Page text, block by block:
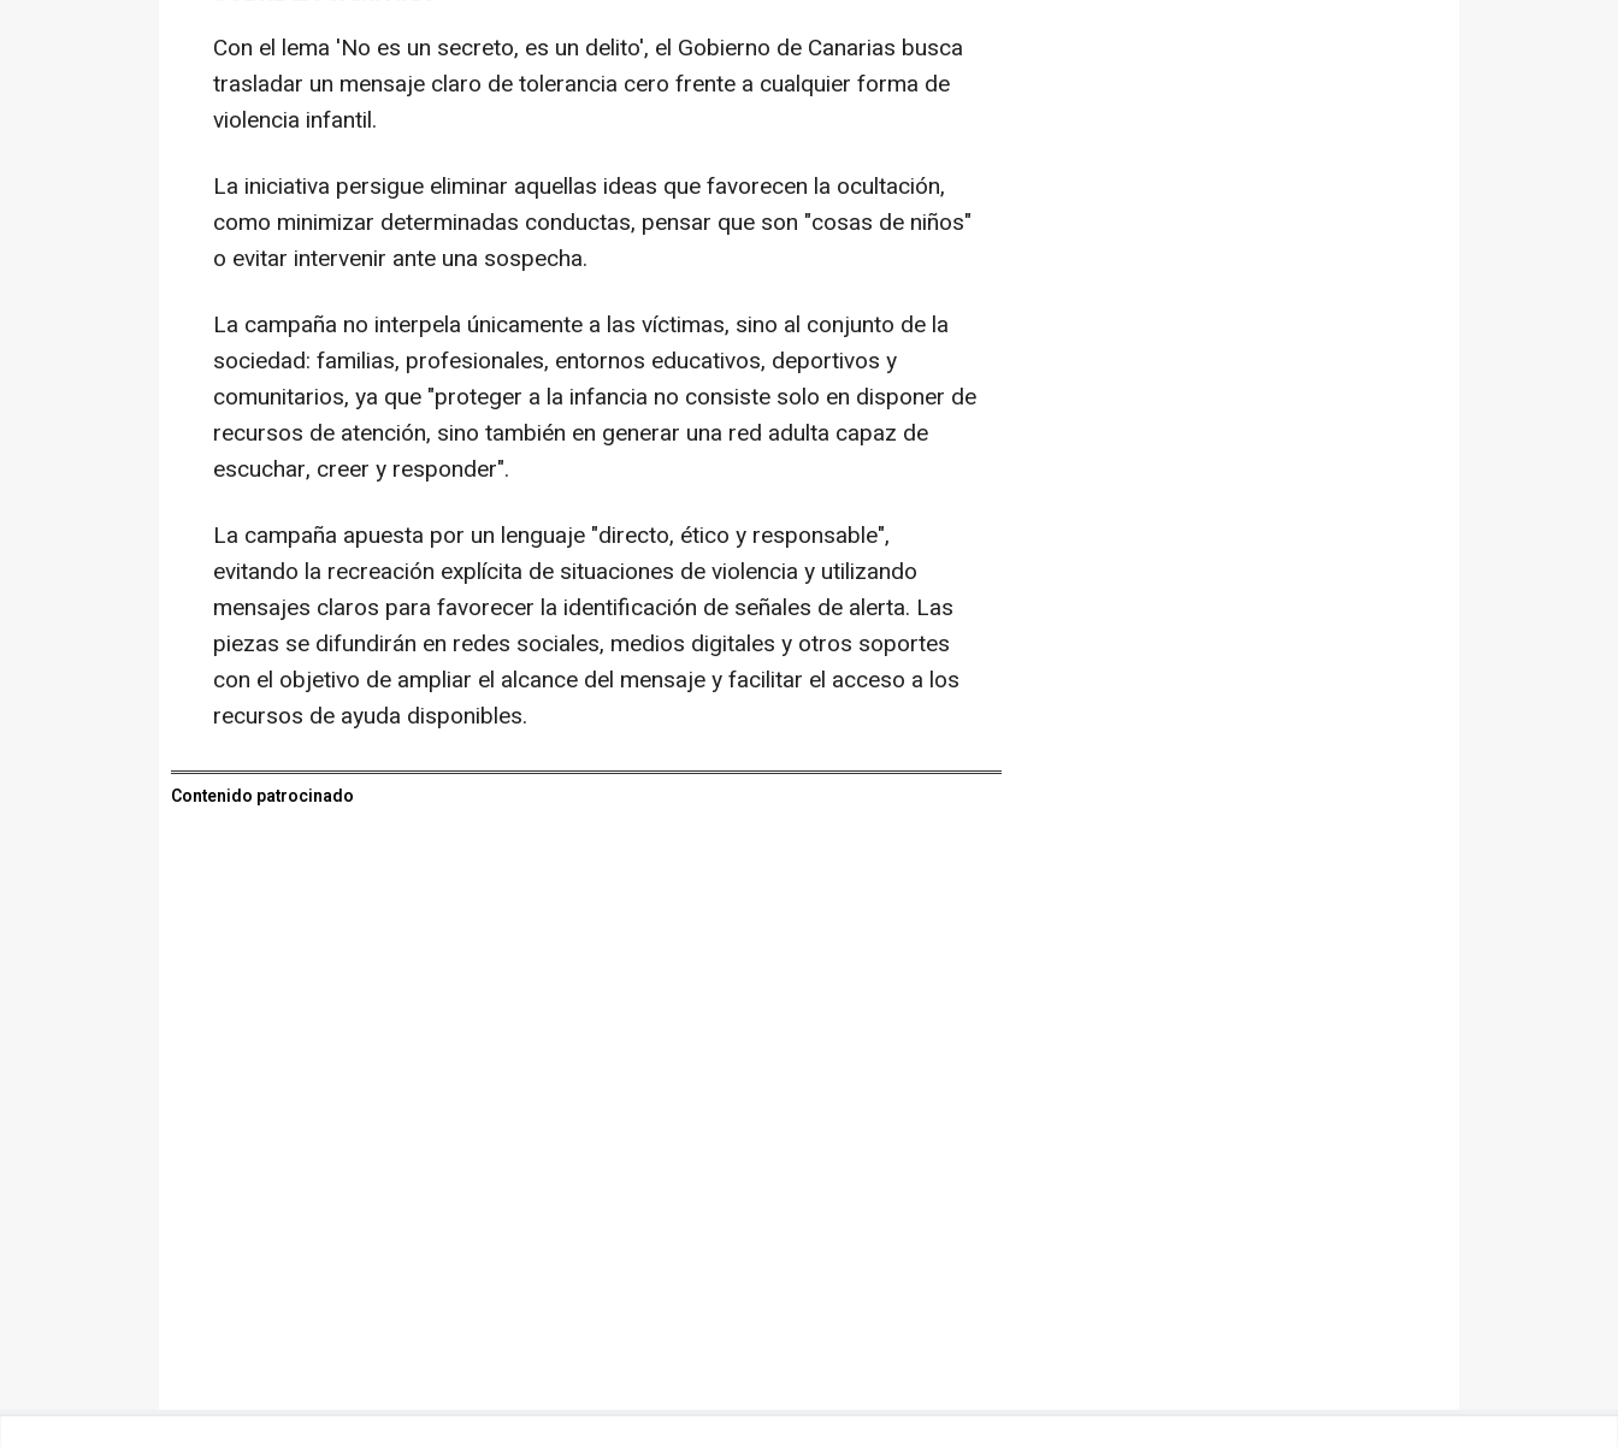
Con el lema 'No es un secreto, es un delito', el Gobierno de Canarias busca
trasladar un mensaje claro de tolerancia cero frente a cualquier forma de
violencia infantil.
La iniciativa persigue eliminar aquellas ideas que favorecen la ocultación,
como minimizar determinadas conductas, pensar que son "cosas de niños"
o evitar intervenir ante una sospecha.
La campaña no interpela únicamente a las víctimas, sino al conjunto de la
sociedad: familias, profesionales, entornos educativos, deportivos y
comunitarios, ya que "proteger a la infancia no consiste solo en disponer de
recursos de atención, sino también en generar una red adulta capaz de
escuchar, creer y responder".
La campaña apuesta por un lenguaje "directo, ético y responsable",
evitando la recreación explícita de situaciones de violencia y utilizando
mensajes claros para favorecer la identificación de señales de alerta. Las
piezas se difundirán en redes sociales, medios digitales y otros soportes
con el objetivo de ampliar el alcance del mensaje y facilitar el acceso a los
recursos de ayuda disponibles.
Contenido patrocinado